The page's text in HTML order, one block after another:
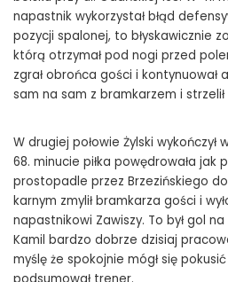
napastnik wykorzystał błąd
pozycji spalonej, to błyskawicznie
którą otrzymał pod nogi przed
zgrał obrońca gości i kontynuował
sam na sam z bramkarzem i
W drugiej połowie Żylski wykończył
68. minucie piłka powędrowała jak
prostopadle przez Brzezińskiego
karnym zmylił bramkarza gości i
napastnikowi Zawiszy. To był gol
Kamil bardzo dobrze dzisiaj
myślę że spokojnie mógł się